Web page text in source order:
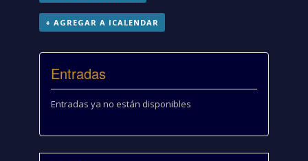
+ AGREGAR A ICALENDAR
Entradas
Entradas ya no están disponibles